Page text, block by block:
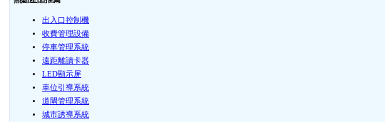
出入口控制機
收費管理設備
停車管理系統
遠距離讀卡器
LED顯示屏
車位引導系統
道閘管理系統
城市誘導系統